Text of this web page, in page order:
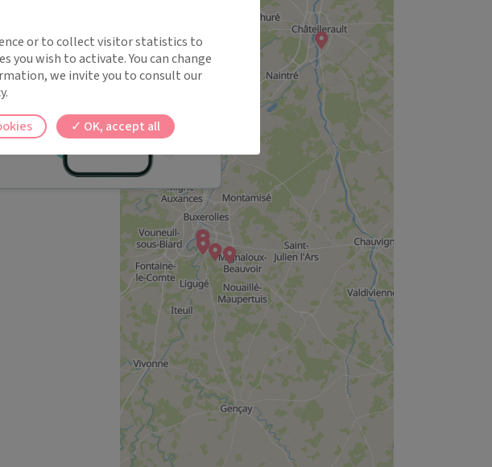
Résultats suivants
or to collect visitor statistics to
you wish to activate. You can change
we invite you to consult our
OK, accept all